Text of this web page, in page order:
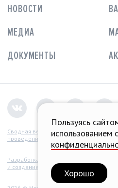
НОВОСТИ
МЕДИА
ДОКУМЕНТЫ
Сводная ведомость
проведения СОУТ
Разработка концепции
и создание сайта
Пользуясь
использованием
Хорошо